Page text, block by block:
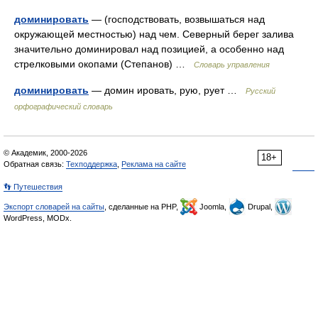
доминировать — (господствовать, возвышаться над
окружающей местностью) над чем. Северный берег залива
значительно доминировал над позицией, а особенно над
стрелковыми окопами (Степанов) …
Словарь управления
доминировать — домин ировать, рую, рует …
Русский
орфографический словарь
18+
© Академик, 2000-2026
Обратная связь: Техподдержка Реклама на сайте
👣 Путешествия
Экспорт словарей на сайты , сделанные на PHP, Joomla,
Drupal,
WordPress, MODx.